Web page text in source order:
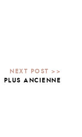
PLUS ANCIENNE